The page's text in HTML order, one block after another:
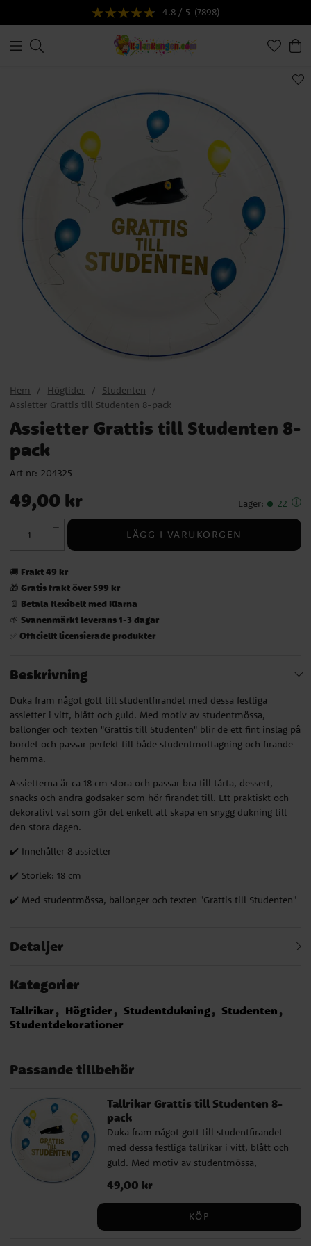
4.8 / 5 (7898)
Hem Högtider
Studenten
Assietter Grattis till Studenten 8-pack
Assietter Grattis till Studenten 8-
pack
Art nr: 204325
Pris: 49,00 kr
49,00 kr Lager: 22
LÄGG I VARUKORGEN
🚚 Frakt 49 kr
🎁 Gratis frakt över 599 kr
📄 Betala flexibelt med Klarna
🌱 Svanenmärkt leverans 1-3 dagar
✅ Officiellt licensierade produkter
Beskrivning
Duka fram något gott till studentfirandet med dessa festliga
assietter i vitt, blått och guld. Med motiv av studentmössa,
ballonger och texten "Grattis till Studenten" blir de ett fint inslag på
bordet och passar perfekt till både studentmottagning och firande
hemma.
Assietterna är ca 18 cm stora och passar bra till tårta, dessert,
snacks och andra godsaker som hör firandet till. Ett praktiskt och
dekorativt val som gör det enkelt att skapa en snygg dukning till
den stora dagen.
✔️ Innehåller 8 assietter
✔️ Storlek: 18 cm
✔️ Med studentmössa, ballonger och texten "Grattis till Studenten"
Detaljer
Kategorier
Tallrikar Högtider Studentdukning
Studenten
Studentdekorationer
Passande tillbehör
Tallrikar Grattis till Studenten 8-
pack
Duka fram något gott till studentfirandet
med dessa festliga tallrikar i vitt, blått och
guld. Med motiv av studentmössa,
ballonger och texten "Grattis till
Studenten" blir de ett fint inslag på bordet
och passar perfekt till både
studentmottagning och firande hemma.
Pris :49,00 kr
49,00 kr
KÖP